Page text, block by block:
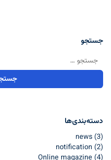
جستجو
جستجو برای:
دسته‌بندی‌ها
news (3)
notification (2)